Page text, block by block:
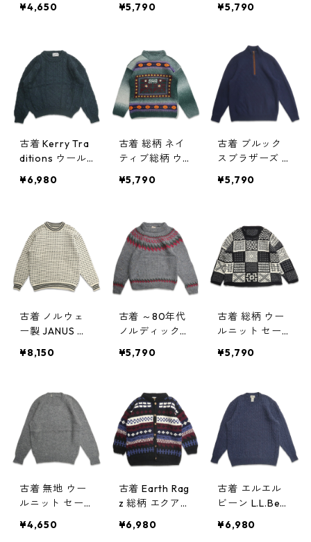
ニット セータ
w60216
¥4,650
ポイント ウー
gd408540n
w60214
¥5,790
ガン セーター
8539n w60214
¥5,790
古着 Kerry Tra
ditions ウール
ニット セータ
08519n w6020
4
¥6,980
古着 総柄 ネイ
ティブ総柄 ウ
ーター 表記：-
¥5,790
古着 ブルック
スブラザーズ B
ハーフジップ
ビー 表記：L
gd408512n w6
0203
¥5,790
古着 ノルウェ
ー製 JANUS 総
ト セーター 表
457n w60122
¥8,150
古着 ～80年代
ノルディック柄
セーター グレ
d408456n w6
0122
¥5,790
古着 総柄 ウー
ルニット セー
ホワイト 表
362n w60113
¥5,790
古着 無地 ウー
ルニット セー
記：-- gd408
¥4,650
古着 Earth Rag
z 総柄 エクアド
ルニット カー
¥6,980
古着 エルエル
ビーン L.L.Bea
セーター ネイ
¥6,980